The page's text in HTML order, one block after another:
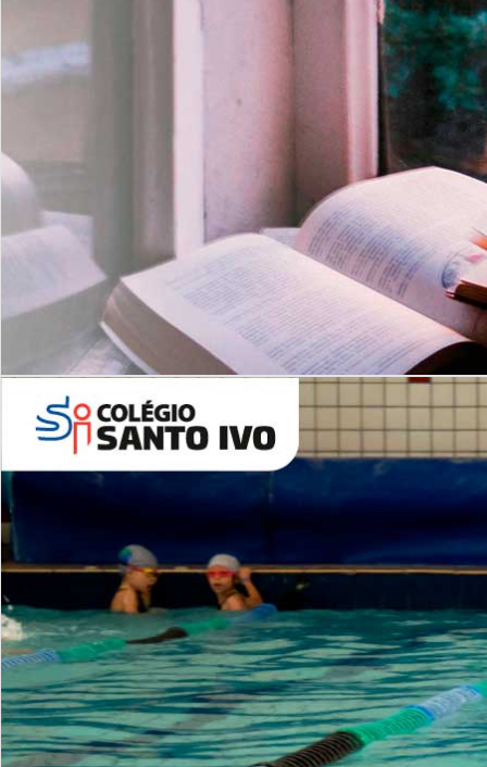
Leituras Literárias
es
Com imersão Bilingue - Anos
Finais
6º AO 9º ANO FUNDAMENTAL
Inglês: Turmas Reduzidas
(Proficiência)
ALUNOS NOVOS
Entre em Contato
INSTITUCIONAL